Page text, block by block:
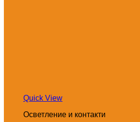
Quick View
Осветление и контакти